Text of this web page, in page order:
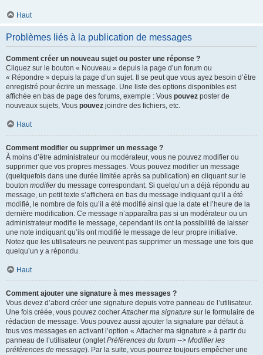
Haut
Problèmes liés à la publication de messages
Comment créer un nouveau sujet ou poster une réponse ?
Cliquez sur le bouton « Nouveau » depuis la page d’un forum ou
« Répondre » depuis la page d’un sujet. Il se peut que vous ayez besoin d’être
enregistré pour écrire un message. Une liste des options disponibles est
affichée en bas de page des forums, exemple : Vous pouvez poster de
nouveaux sujets, Vous pouvez joindre des fichiers, etc.
Haut
Comment modifier ou supprimer un message ?
À moins d’être administrateur ou modérateur, vous ne pouvez modifier ou
supprimer que vos propres messages. Vous pouvez modifier un message
(quelquefois dans une durée limitée après sa publication) en cliquant sur le
bouton modifierdu message correspondant. Si quelqu’un a déjà répondu au
message, un petit texte s’affichera en bas du message indiquant qu’il a été
modifié, le nombre de fois qu’il a été modifié ainsi que la date et l’heure de la
dernière modification. Ce message n’apparaîtra pas si un modérateur ou un
administrateur modifie le message, cependant ils ont la possibilité de laisser
une note indiquant qu’ils ont modifié le message de leur propre initiative.
Notez que les utilisateurs ne peuvent pas supprimer un message une fois que
quelqu’un y a répondu.
Haut
Comment ajouter une signature à mes messages ?
Vous devez d’abord créer une signature depuis votre panneau de l’utilisateur.
Une fois créée, vous pouvez cocherAttacher ma signature sur le formulaire de
rédaction de message. Vous pouvez aussi ajouter la signature par défaut à
tous vos messages en activant l’option « Attacher ma signature » à partir du
panneau de l’utilisateur (ongletPréférences du forum --> Modifier les
préférences de message). Par la suite, vous pourrez toujours empêcher une